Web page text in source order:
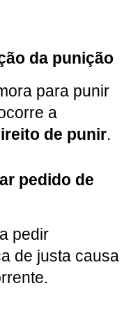
da punição
para punir
a
de punir.
pedido de
pedir
de justa causa